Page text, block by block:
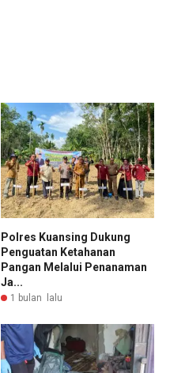
Polres Kuansing Dukung
Penguatan Ketahanan
Pangan Melalui Penanaman
Ja...
1 bulan lalu